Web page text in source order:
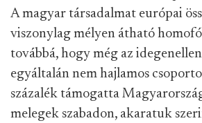
A magyar társadalmat európai
viszonylag mélyen átható
továbbá, hogy még az
egyáltalán nem hajlamos
százalék támogatta
melegek szabadon, akaratuk